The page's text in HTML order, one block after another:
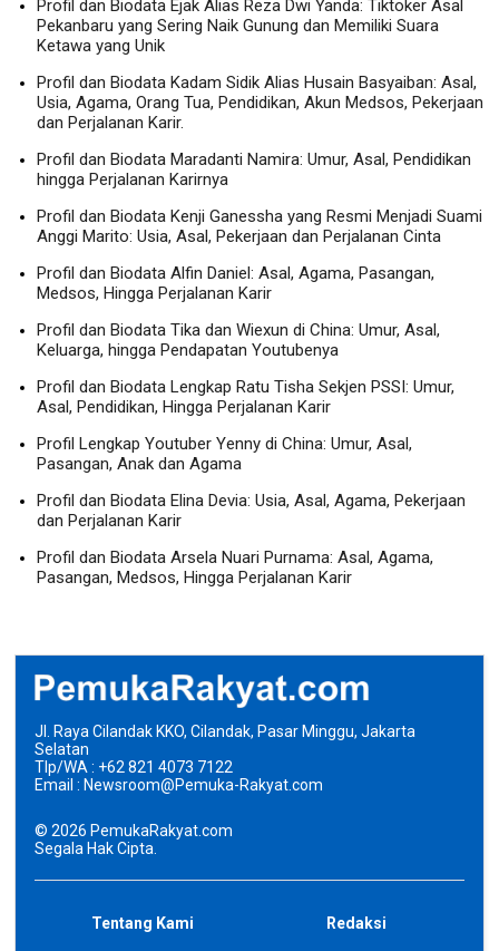
Profil dan Biodata Ejak Alias Reza Dwi Yanda: Tiktoker Asal
Pekanbaru yang Sering Naik Gunung dan Memiliki Suara
Ketawa yang Unik
Profil dan Biodata Kadam Sidik Alias Husain Basyaiban: Asal,
Usia, Agama, Orang Tua, Pendidikan, Akun Medsos, Pekerjaan
dan Perjalanan Karir.
Profil dan Biodata Maradanti Namira: Umur, Asal, Pendidikan
hingga Perjalanan Karirnya
Profil dan Biodata Kenji Ganessha yang Resmi Menjadi Suami
Anggi Marito: Usia, Asal, Pekerjaan dan Perjalanan Cinta
Profil dan Biodata Alfin Daniel: Asal, Agama, Pasangan,
Medsos, Hingga Perjalanan Karir
Profil dan Biodata Tika dan Wiexun di China: Umur, Asal,
Keluarga, hingga Pendapatan Youtubenya
Profil dan Biodata Lengkap Ratu Tisha Sekjen PSSI: Umur,
Asal, Pendidikan, Hingga Perjalanan Karir
Profil Lengkap Youtuber Yenny di China: Umur, Asal,
Pasangan, Anak dan Agama
Profil dan Biodata Elina Devia: Usia, Asal, Agama, Pekerjaan
dan Perjalanan Karir
Profil dan Biodata Arsela Nuari Purnama: Asal, Agama,
Pasangan, Medsos, Hingga Perjalanan Karir
Jl. Raya Cilandak KKO, Cilandak, Pasar Minggu, Jakarta
Selatan
Tlp/WA : +62 821 4073 7122
Email : Newsroom@Pemuka-Rakyat.com
©2026 PemukaRakyat.com
Segala Hak Cipta.
Tentang Kami Redaksi